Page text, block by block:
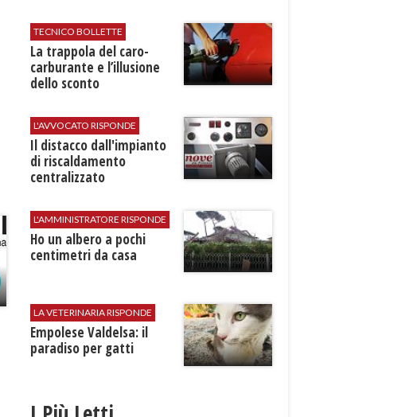
TECNICO BOLLETTE
​La trappola del caro-
carburante e l’illusione
dello sconto
L'AVVOCATO RISPONDE
Il distacco dall'impianto
di riscaldamento
centralizzato
L'AMMINISTRATORE RISPONDE
Ho un albero a pochi
centimetri da casa
LA VETERINARIA RISPONDE
Empolese Valdelsa: il
paradiso per gatti